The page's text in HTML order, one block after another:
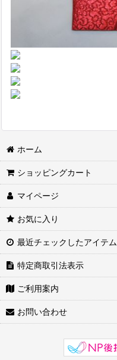
ホーム
ショッピングカート
マイページ
お気に入り
最近チェックしたアイテム
特定商取引法表示
ご利用案内
お問い合わせ